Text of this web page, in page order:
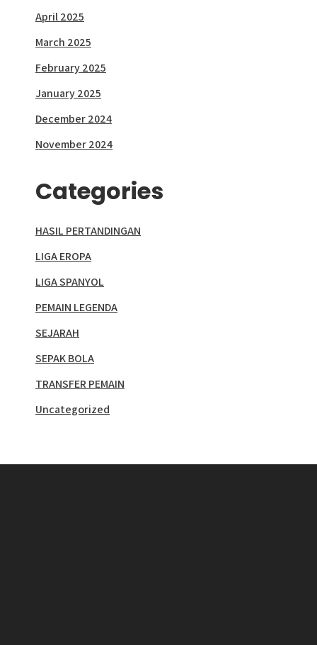
April 2025
March 2025
February 2025
January 2025
December 2024
November 2024
Categories
HASIL PERTANDINGAN
LIGA EROPA
LIGA SPANYOL
PEMAIN LEGENDA
SEJARAH
SEPAK BOLA
TRANSFER PEMAIN
Uncategorized